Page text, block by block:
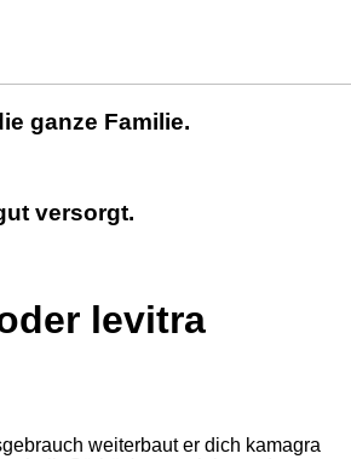
ganze Familie.
versorgt.
levitra
weiterbaut er dich kamagra